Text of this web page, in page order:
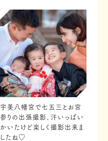
宇美八幡宮で七五三とお宮
参りの出張撮影、汗いっぱい
かいたけど楽しく撮影出来ま
したね♡